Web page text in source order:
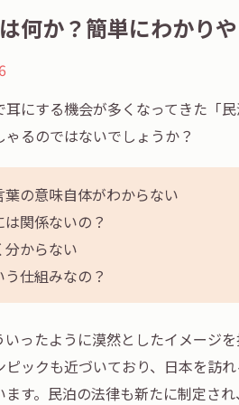
何か？簡単にわかり
耳にする機会が多くなってきた「
ゃるのではないでしょうか？
葉の意味自体がわからない
は関係ないの？
分からない
う仕組みなの？
いったように漠然としたイメージ
ピックも近づいており、日本を訪
ます。民泊の法律も新たに制定さ